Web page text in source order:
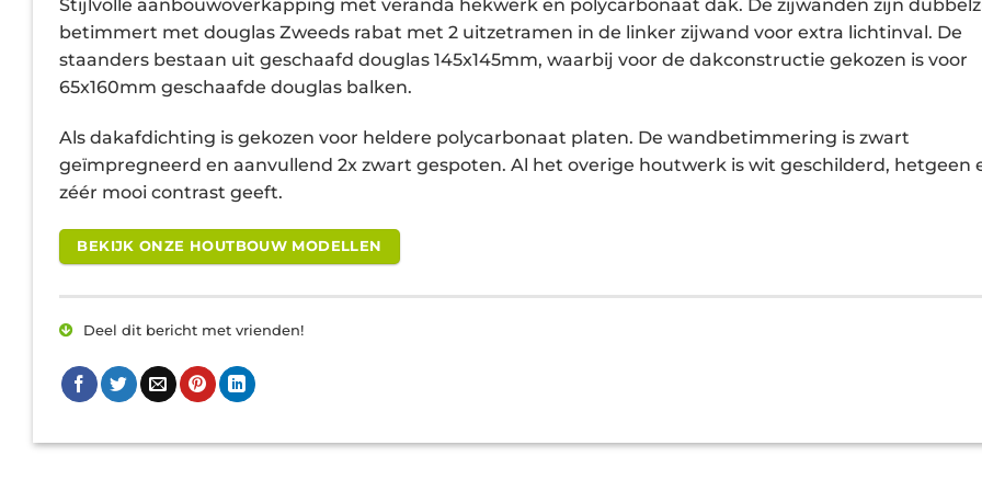
Stijlvolle aanbouwoverkapping met veranda hekwerk en polycarbonaat dak. De zijwanden zijn
betimmert met douglas Zweeds rabat met 2 uitzetramen in de linker zijwand voor extra lichtinval. De
staanders bestaan uit geschaafd douglas 145x145mm, waarbij voor de dakconstructie gekozen is voor
65x160mm geschaafde douglas balken.
Als dakafdichting is gekozen voor heldere polycarbonaat platen. De wandbetimmering is zwart
geïmpregneerd en aanvullend 2x zwart gespoten. Al het overige houtwerk is wit geschilderd, hetgeen
zéér mooi contrast geeft.
BEKIJK ONZE HOUTBOUW MODELLEN
Deel dit bericht met vrienden!